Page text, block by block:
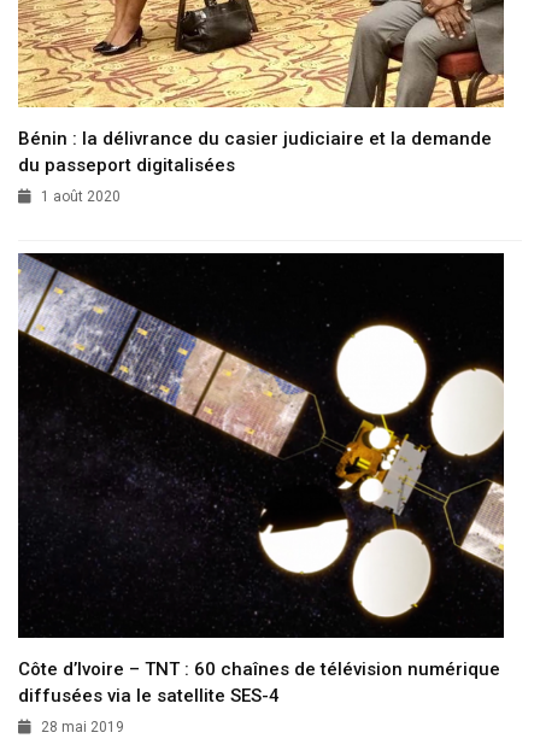
Bénin : la délivrance du casier judiciaire et la demande
du passeport digitalisées
1 août 2020
Côte d’Ivoire – TNT : 60 chaînes de télévision numérique
diffusées via le satellite SES-4
28 mai 2019